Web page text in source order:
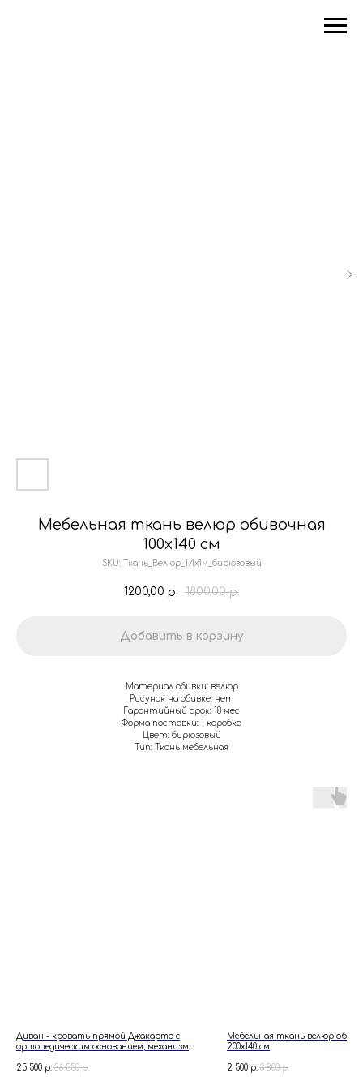
Мебельная ткань велюр обивочная
100х140 см
SKU: Ткань_Велюр_1.4х1м_бирюзовый
1200,00 р. 1800,00 р.
Добавить в корзину
Материал обивки: велюр
Рисунок на обивке: нет
Гарантийный срок: 18 мес
Форма поставки: 1 коробка
Цвет: бирюзовый
Тип: Ткань мебельная
Диван - кровать прямой Джакарта с
ортопедическим основанием, механизм
25 500 р. 36 550 р.
Мебельная ткань велюр
200х140 см
2 500 р. 3 800 р.